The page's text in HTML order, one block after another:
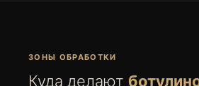
ЗОНЫ ОБРАБОТКИ
Куда делают